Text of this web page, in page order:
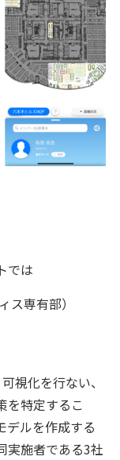
では
専有部）
視化を行ない、
を特定するこ
デルを作成する
実施者である3社